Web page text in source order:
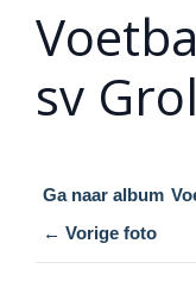
sv
Ga naar album
← Vorige foto